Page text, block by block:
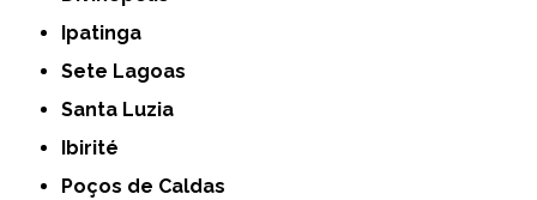
Ipatinga
Sete Lagoas
Santa Luzia
Ibirité
Poços de Caldas